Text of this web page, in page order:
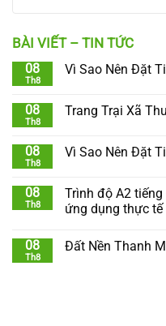
BÀI VIẾT – TIN TỨC
08
Th8
Vì Sao Nên Đặt
08
Th8
Trang Trại Xã
08
Th8
Vì Sao Nên Đặt
08
Th8
Trình độ A2
ứng dụng thực tế
08
Th8
Đất Nền Thanh